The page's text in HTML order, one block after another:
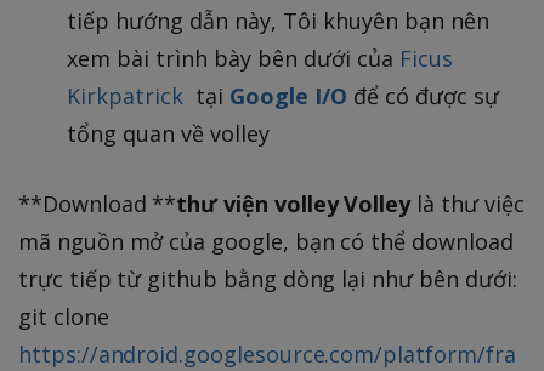
tiếp hướng dẫn này, Tôi khuyên bạn nên
xem bài trình bày bên dưới của Ficus
Kirkpatrick tại Google I/O để có được sự
tổng quan về volley
**Download **thư viện volley Volleylà thư việc
mã nguồn mở của google, bạn có thể download
trực tiếp từ github bằng dòng lại như bên dưới:
git clone
https://android.googlesource.com/platform/fra